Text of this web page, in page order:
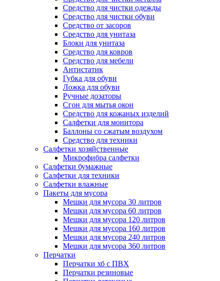
Средство для чистки одежды
Средство для чистки обуви
Средство от засоров
Средство для унитаза
Блоки для унитаза
Средство для ковров
Средство для мебели
Антистатик
Губка для обуви
Ложка для обуви
Ручные дозаторы
Сгон для мытья окон
Средство для кожаных изделий
Салфетки для монитора
Баллоны со сжатым воздухом
Средство для техники
Салфетки хозяйственные
Микрофибра салфетки
Салфетки бумажные
Салфетки для техники
Салфетки влажные
Пакеты для мусора
Мешки для мусора 30 литров
Мешки для мусора 60 литров
Мешки для мусора 120 литров
Мешки для мусора 160 литров
Мешки для мусора 240 литров
Мешки для мусора 360 литров
Перчатки
Перчатки хб с ПВХ
Перчатки резиновые